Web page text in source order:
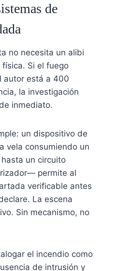
de
no necesita un alibi
Si el fuego
autor está a 400
la investigación
inmediato.
un dispositivo de
vela consumiendo un
un circuito
permite al
verificable antes
La escena
Sin mecanismo, no
el incendio como
de intrusión y